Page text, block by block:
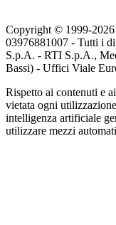
Copyright © 1999-2026
03976881007 - Tutti i
S.p.A. - RTI S.p.A.,
Bassi) - Uffici Viale
Rispetto ai contenuti e
vietata ogni
intelligenza artificiale
utilizzare mezzi